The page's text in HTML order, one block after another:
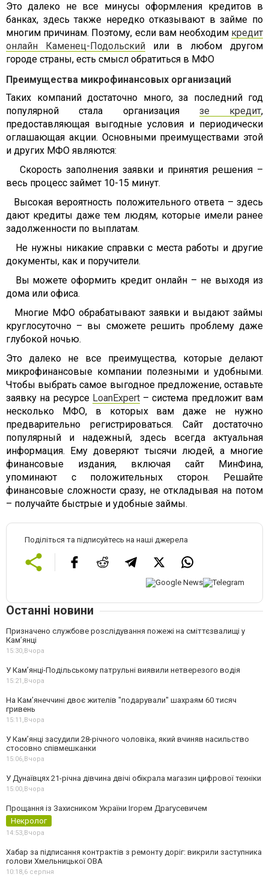
Это далеко не все минусы оформления кредитов в
банках, здесь также нередко отказывают в займе по
многим причинам. Поэтому, если вам необходим кредит
онлайн Каменец-Подольскийили в любом другом
городе страны, есть смысл обратиться в МФО
Преимущества микрофинансовых организаций
Таких компаний достаточно много, за последний год
популярной стала организация зе кредит,
предоставляющая выгодные условия и периодически
оглашающая акции. Основными преимуществами этой
и других МФО являются:
Скорость заполнения заявки и принятия решения –
весь процесс займет 10-15 минут.
Высокая вероятность положительного ответа – здесь
дают кредиты даже тем людям, которые имели ранее
задолженности по выплатам.
Не нужны никакие справки с места работы и другие
документы, как и поручители.
Вы можете оформить кредит онлайн – не выходя из
дома или офиса.
Многие МФО обрабатывают заявки и выдают займы
круглосуточно – вы сможете решить проблему даже
глубокой ночью.
Это далеко не все преимущества, которые делают
микрофинансовые компании полезными и удобными.
Чтобы выбрать самое выгодное предложение, оставьте
заявку на ресурсе LoanExpert– система предложит вам
несколько МФО, в которых вам даже не нужно
предварительно регистрироваться. Сайт достаточно
популярный и надежный, здесь всегда актуальная
информация. Ему доверяют тысячи людей, а многие
финансовые издания, включая сайт МинФина,
упоминают с положительных сторон. Решайте
финансовые сложности сразу, не откладывая на потом
– получайте быстрые и удобные займы.
Поділіться та підписуйтесь на наші джерела
Останні новини
Призначено службове розслідування пожежі на сміттєзвалищі у
Кам’янці
15:30,Вчора
У Кам’янці-Подільському патрульні виявили нетверезого водія
15:21,Вчора
На Камʼянеччині двоє жителів "подарували" шахраям 60 тисяч
гривень
15:11,Вчора
У Камʼянці засудили 28-річного чоловіка, який вчиняв насильство
стосовно співмешканки
15:06,Вчора
У Дунаївцях 21-річна дівчина двічі обікрала магазин цифрової техніки
15:00,Вчора
Прощання із Захисником України Ігорем Драгусевичем
Некролог
14:53,Вчора
Хабар за підписання контрактів з ремонту доріг: викрили заступника
голови Хмельницької ОВА
10:18,6 серпня